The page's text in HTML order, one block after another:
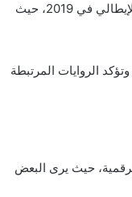
وبعد تعافيه، عاد بقوة وواصل تقديم الأداء المميز، قبل أن يخوض تجربة جديدة مع يوفنتوس الإيطالي في 2019، حيث
و21 هدفًا دوليًا بقميص ويلز، وتؤكد الروايات المرتبطة
حيث يرى البعض